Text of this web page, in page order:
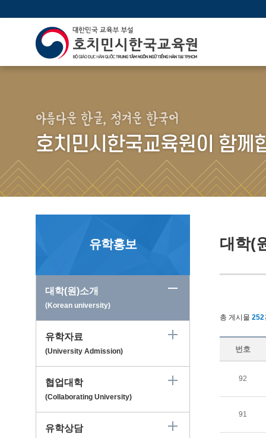
아름다운 한글, 정겨운 한국어
호치민시한국교육원이 함께
유학홍보
대학(원)소개
(Korean university)
유학자료
(University Admission)
협업대학
(Collaborating University)
유학상담
대학(
총 게시물 252
번호
92
91